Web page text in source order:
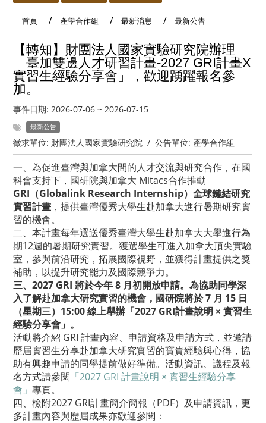
首頁 產學合作組 最新消息 最新公告
【轉知】財團法人國家實驗研究院辦理
「臺加雙邊人才研習計畫-2027 GRI計畫X
實習生經驗分享會」，歡迎踴躍報名參
加。
事件日期: 2026-07-06 ~ 2026-07-15
最新公告
徵求單位: 財團法人國家實驗研究院 / 公告單位: 產學合作組
一、為促進臺灣與加拿大間的人才交流與研究合作，在國
科會支持下，國研院與加拿大 Mitacs合作推動
GRI（Globalink Research Internship）全球鏈結研究
實習計畫 ，提供臺灣優秀大學生赴加拿大進行暑期研究實
習的機會。
二、本計畫每年選送優秀臺灣大學生赴加拿大大學進行為
期12週的暑期研究實習。獲選學生可進入加拿大頂尖實驗
室，參與前沿研究，拓展國際視野，並獲得計畫提供之獎
補助，以提升研究能力及國際競爭力。
三、2027 GRI 將於今年 8 月初開放申請。為協助同學深
入了解赴加拿大研究實習的機會，國研院將於 7 月 15 日
（星期三）15:00 線上舉辦「2027 GRI計畫說明 × 實習生
經驗分享會」。
活動將介紹 GRI 計畫內容、申請資格及申請方式，並邀請
歷屆實習生分享赴加拿大研究實習的寶貴經驗與心得，協
助有興趣申請的同學提前做好準備。活動資訊、議程及報
名方式請參閱 「2027 GRI 計畫說明 × 實習生經驗分享
會」 專頁。
四、檢附2027 GRI計畫簡介簡報（PDF）及申請資訊，更
多計畫內容與歷屆成果亦歡迎參閱：